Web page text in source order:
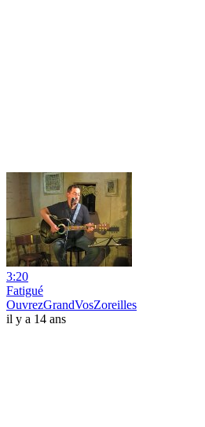
3:20
Fatigué
OuvrezGrandVosZoreilles
il y a 14 ans